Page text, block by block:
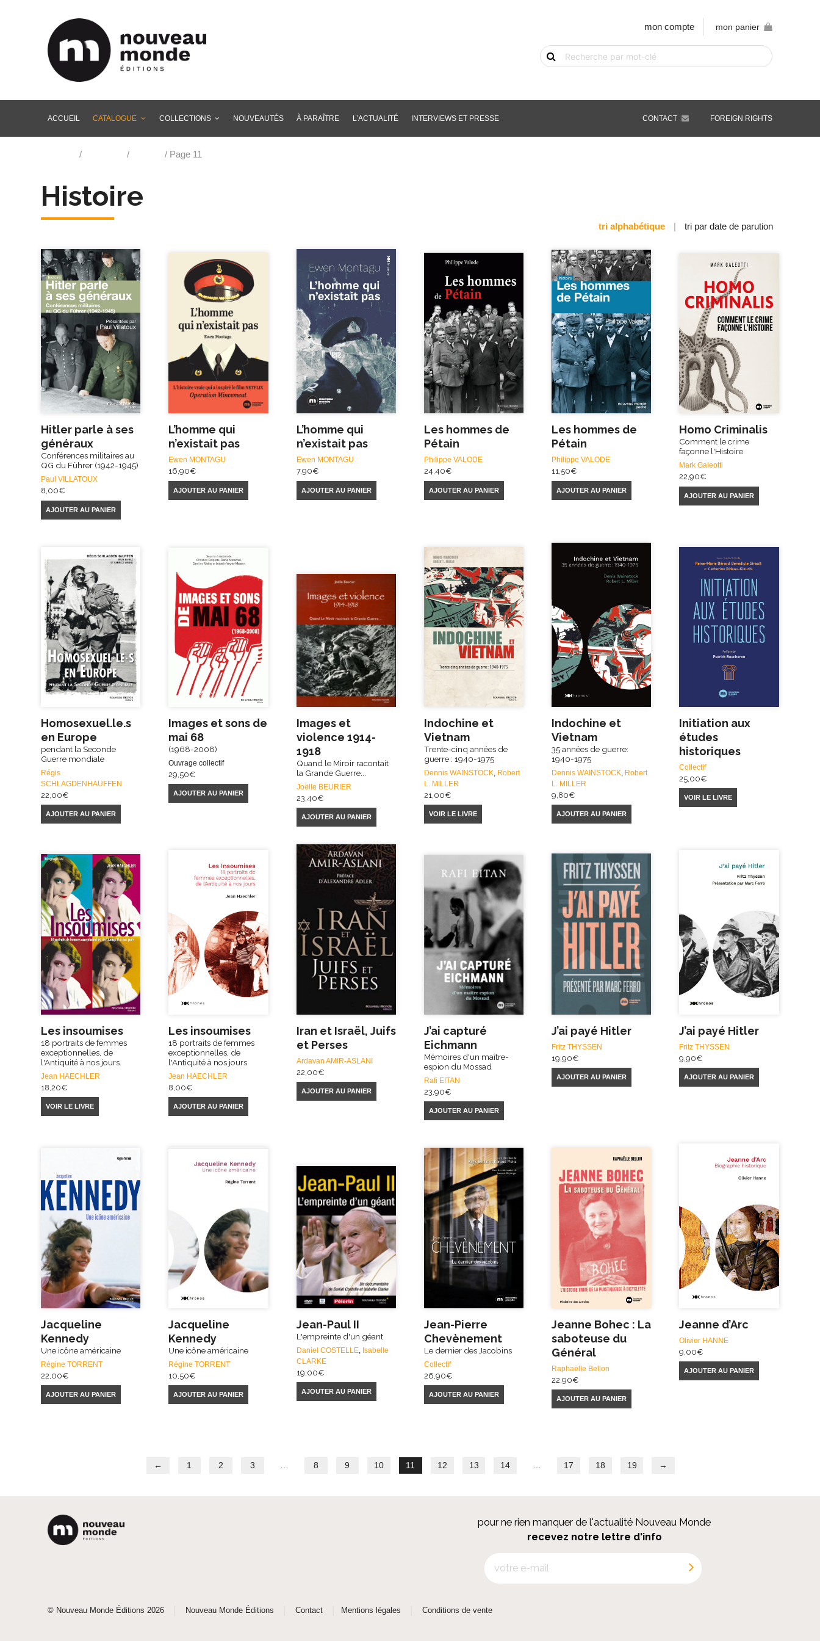
mon compte mon panier
Recherche
de
ACCUEIL
CATALOGUE COLLECTIONS NOUVEAUTÉS À PARAÎTRE L’ACTUALITÉ INTERVIEWS ET PRESSE FOREIGN RIGHTS
CONTACT
/ / / Page 11
Histoire
tri alphabétique | tri par date de parution
Hitler parle à ses
généraux
Conférences militaires au
QG du Führer (1942-1945)
Paul VILLATOUX
8,00€
AJOUTER AU PANIER
L’homme qui
n’existait pas
Ewen MONTAGU
16,90€
AJOUTER AU PANIER
L’homme qui
n’existait pas
Ewen MONTAGU
7,90€
AJOUTER AU PANIER
Les hommes de
Pétain
Philippe VALODE
24,40€
AJOUTER AU PANIER
Les hommes de
Pétain
Philippe VALODE
11,50€
AJOUTER AU PANIER
Homo Criminalis
Comment le crime
façonne l'Histoire
Mark Galeotti
22,90€
AJOUTER AU PANIER
Homosexuel.le.s
en Europe
pendant la Seconde
Guerre mondiale
Régis
SCHLAGDENHAUFFEN
22,00€
AJOUTER AU PANIER
Images et sons de
mai 68
(1968-2008)
Ouvrage collectif
29,50€
AJOUTER AU PANIER
Images et
violence 1914-
1918
Quand le Miroir racontait
la Grande Guerre...
Joëlle BEURIER
23,40€
AJOUTER AU PANIER
Indochine et
Vietnam
Trente-cinq années de
guerre : 1940-1975
Dennis WAINSTOCK, Robert
L. MILLER
21,00€
VOIR LE LIVRE
Indochine et
Vietnam
35 années de guerre:
1940-1975
Dennis WAINSTOCK, Robert
L. MILLER
9,80€
AJOUTER AU PANIER
Initiation aux
études
historiques
Collectif
25,00€
VOIR LE LIVRE
Les insoumises
18 portraits de femmes
exceptionnelles, de
l'Antiquité à nos jours.
Jean HAECHLER
18,20€
VOIR LE LIVRE
Les insoumises
18 portraits de femmes
exceptionnelles, de
l'Antiquité à nos jours
Jean HAECHLER
8,00€
AJOUTER AU PANIER
Iran et Israël, Juifs
et Perses
Ardavan AMIR-ASLANI
22,00€
AJOUTER AU PANIER
J’ai capturé
Eichmann
Mémoires d'un maître-
espion du Mossad
Rafi EITAN
23,90€
AJOUTER AU PANIER
J’ai payé Hitler
Fritz THYSSEN
19,90€
AJOUTER AU PANIER
J’ai payé Hitler
Fritz THYSSEN
9,90€
AJOUTER AU PANIER
Jacqueline
Kennedy
Une icône américaine
Régine TORRENT
22,00€
AJOUTER AU PANIER
Jacqueline
Kennedy
Une icône américaine
Régine TORRENT
10,50€
AJOUTER AU PANIER
Jean-Paul II
L'empreinte d'un géant
Daniel COSTELLE, Isabelle
CLARKE
19,00€
AJOUTER AU PANIER
Jean-Pierre
Chevènement
Le dernier des Jacobins
Collectif
26,90€
AJOUTER AU PANIER
Jeanne Bohec : La
saboteuse du
Général
Raphaëlle Bellon
22,90€
AJOUTER AU PANIER
Jeanne d’Arc
Olivier HANNE
9,00€
AJOUTER AU PANIER
← 1 2 3 … 8 9 10 11 12 13 14 … 17 18 19 →
pour ne rien manquer de l'actualité Nouveau Monde
recevez notre lettre d'info
© Nouveau Monde Éditions 2026 Nouveau Monde Éditions Contact Mentions légales Conditions de vente